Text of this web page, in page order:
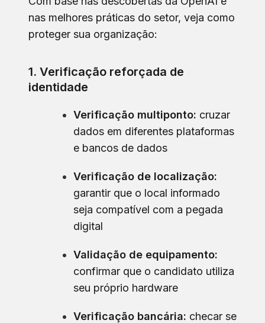
nas melhores práticas do setor, veja como
proteger sua organização:
1. Verificação reforçada de
identidade
Verificação multiponto: cruzar
dados em diferentes plataformas
e bancos de dados
Verificação de localização:
garantir que o local informado
seja compatível com a pegada
digital
Validação de equipamento:
confirmar que o candidato utiliza
seu próprio hardware
Verificação bancária: checar se